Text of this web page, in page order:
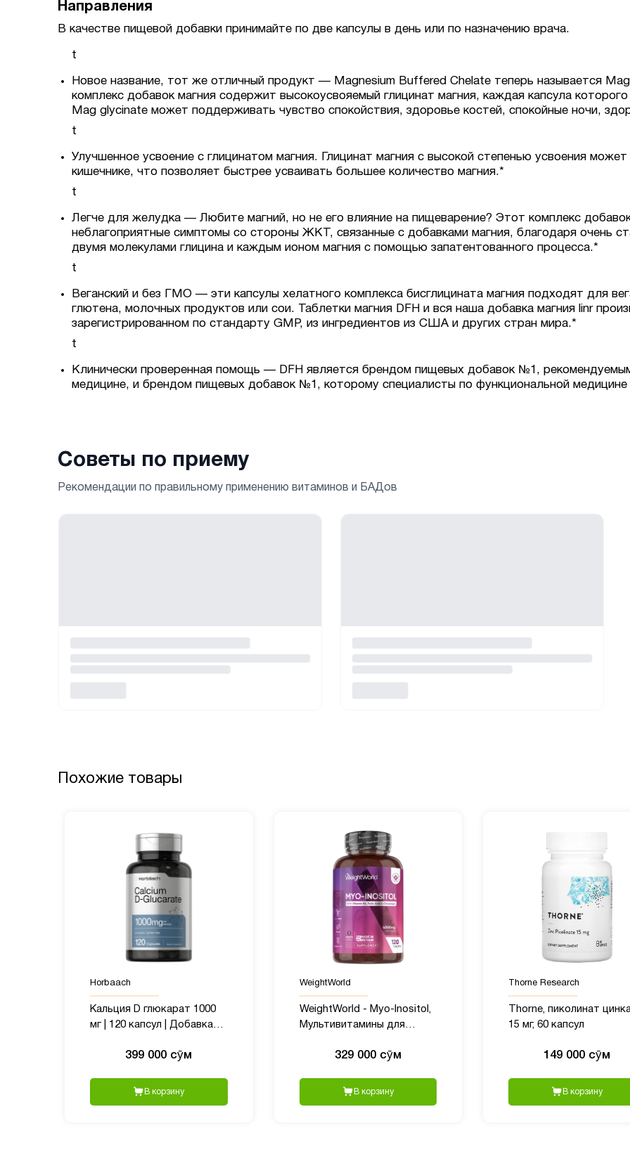
Направления
В качестве пищевой добавки принимайте по две капсулы в день или по назначению врача.
t
Новое название, тот же отличный продукт — Magnesium Buffered Chelate теперь называется
комплекс добавок магния содержит высокоусвояемый глицинат магния, каждая капсула
Mag glycinate может поддерживать чувство спокойствия, здоровье костей, спокойные ночи,
t
Улучшенное усвоение с глицинатом магния. Глицинат магния с высокой степенью усвоения
кишечнике, что позволяет быстрее усваивать большее количество магния.*
t
Легче для желудка — Любите магний, но не его влияние на пищеварение? Этот комплекс
неблагоприятные симптомы со стороны ЖКТ, связанные с добавками магния, благодаря очень
двумя молекулами глицина и каждым ионом магния с помощью запатентованного процесса.*
t
Веганский и без ГМО — эти капсулы хелатного комплекса бисглицината магния подходят для
глютена, молочных продуктов или сои. Таблетки магния DFH и вся наша добавка магния linr
зарегистрированном по стандарту GMP, из ингредиентов из США и других стран мира.*
t
Клинически проверенная помощь — DFH является брендом пищевых добавок №1,
медицине, и брендом пищевых добавок №1, которому специалисты по функциональной
Советы по приему
Рекомендации по правильному применению витаминов и БАДов
Похожие товары
Horbaach
Кальция D глюкарат 1000
мг | 120 капсул | Добавка
399 000 сӯм
В корзину
WeightWorld
WeightWorld - Myo-Inositol,
Мультивитамины для
Инозитолом, 4000 мг, 120
329 000 сӯм
В корзину
Thorne Research
Thorne, пиколинат
15 мг, 60 капсул
149 000 сӯм
В корзину